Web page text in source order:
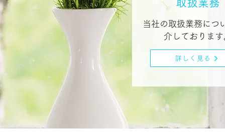
取扱業務
当社の取扱業務につ
介しております
詳しく見る